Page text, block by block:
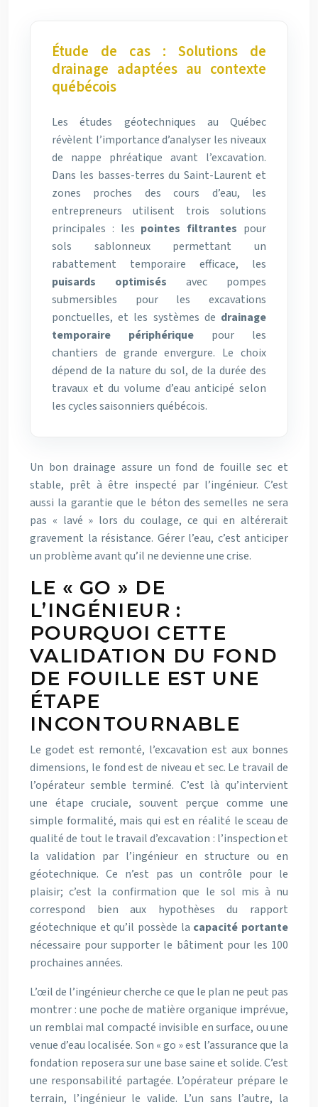
Étude de cas : Solutions de
drainage adaptées au contexte
québécois
Les études géotechniques au Québec
révèlent l’importance d’analyser les niveaux
de nappe phréatique avant l’excavation.
Dans les basses-terres du Saint-Laurent et
zones proches des cours d’eau, les
entrepreneurs utilisent trois solutions
principales : les pointes filtrantes pour
sols sablonneux permettant un
rabattement temporaire efficace, les
puisards optimisés avec pompes
submersibles pour les excavations
ponctuelles, et les systèmes de drainage
temporaire périphérique pour les
chantiers de grande envergure. Le choix
dépend de la nature du sol, de la durée des
travaux et du volume d’eau anticipé selon
les cycles saisonniers québécois.
Un bon drainage assure un fond de fouille sec et
stable, prêt à être inspecté par l’ingénieur. C’est
aussi la garantie que le béton des semelles ne sera
pas « lavé » lors du coulage, ce qui en altérerait
gravement la résistance. Gérer l’eau, c’est anticiper
un problème avant qu’il ne devienne une crise.
LE « GO » DE
L’INGÉNIEUR :
POURQUOI CETTE
VALIDATION DU FOND
DE FOUILLE EST UNE
ÉTAPE
INCONTOURNABLE
Le godet est remonté, l’excavation est aux bonnes
dimensions, le fond est de niveau et sec. Le travail de
l’opérateur semble terminé. C’est là qu’intervient
une étape cruciale, souvent perçue comme une
simple formalité, mais qui est en réalité le sceau de
qualité de tout le travail d’excavation : l’inspection et
la validation par l’ingénieur en structure ou en
géotechnique. Ce n’est pas un contrôle pour le
plaisir; c’est la confirmation que le sol mis à nu
correspond bien aux hypothèses du rapport
géotechnique et qu’il possède la capacité portante
nécessaire pour supporter le bâtiment pour les 100
prochaines années.
L’œil de l’ingénieur cherche ce que le plan ne peut pas
montrer : une poche de matière organique imprévue,
un remblai mal compacté invisible en surface, ou une
venue d’eau localisée. Son « go » est l’assurance que la
fondation reposera sur une base saine et solide. C’est
une responsabilité partagée. L’opérateur prépare le
terrain, l’ingénieur le valide. L’un sans l’autre, la